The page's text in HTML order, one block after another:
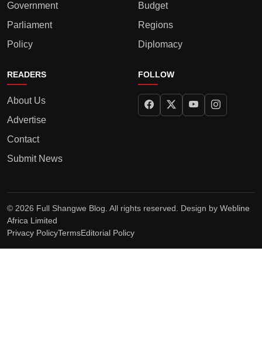
Government
Parliament
Policy
Budget
Regions
Diplomacy
READERS
About Us
Advertise
Contact
Submit News
FOLLOW
© 2026 Full Shangwe Blog. All rights reserved. Design by Webline
Africa Limited
Privacy PolicyTermsEditorial Policy